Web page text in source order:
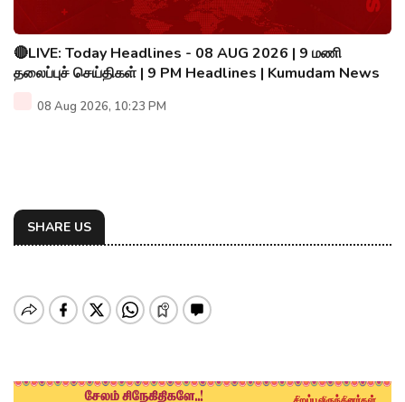
🔴LIVE: Today Headlines - 08 AUG 2026 | 9 மணி
தலைப்புச் செய்திகள் | 9 PM Headlines | Kumudam News
08 Aug 2026, 10:23 PM
SHARE US